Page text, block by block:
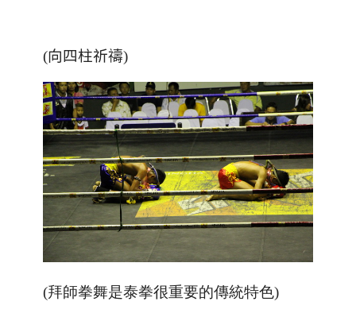
(向四柱祈禱)
(拜師拳舞是泰拳很重要的傳統特色)